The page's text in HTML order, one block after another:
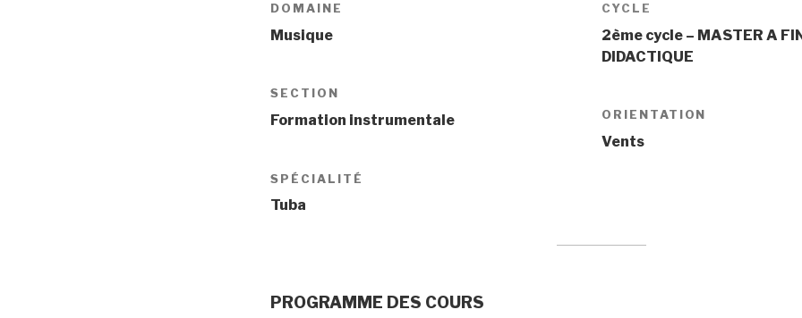
DOMAINE
Musique
SECTION
Formation instrumentale
SPÉCIALITÉ
Tuba
CYCLE
2ème cycle – MASTER A
DIDACTIQUE
ORIENTATION
Vents
PROGRAMME DES COURS